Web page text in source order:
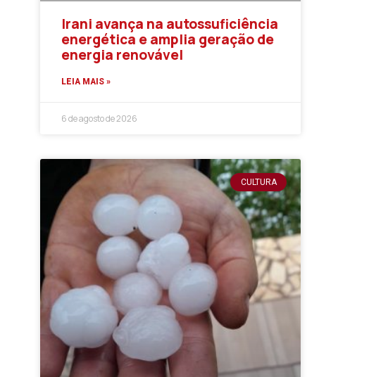
Irani avança na autossuficiência
energética e amplia geração de
energia renovável
LEIA MAIS »
6 de agosto de 2026
CULTURA